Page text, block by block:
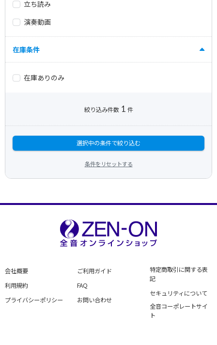
立ち読み
演奏動画
在庫条件
在庫ありのみ
絞り込み件数 1 件
選択中の条件で絞り込む
条件をリセットする
会社概要
利用規約
プライバシーポリシー
ご利用ガイド
FAQ
お問い合わせ
特定商取引に関する表
記
セキュリティについて
全音コーポレートサイ
ト